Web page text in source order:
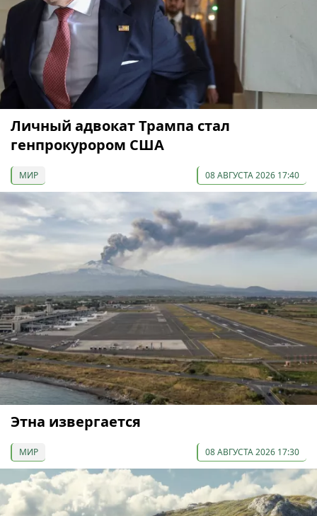
Личный адвокат Трампа стал
генпрокурором США
МИР 08 АВГУСТА 2026 17:40
Этна извергается
МИР 08 АВГУСТА 2026 17:30